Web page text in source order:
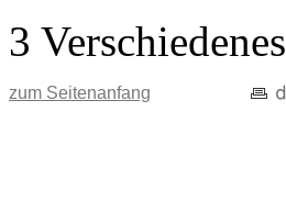
3 Verschiedenes
zum Seitenanfang